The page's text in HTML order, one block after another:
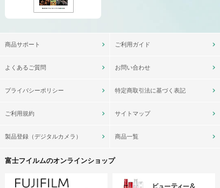
商品サポート ご利用ガイド
よくあるご質問 お問い合わせ
プライバシーポリシー 特定商取引法に基づく表記
ご利用規約 サイトマップ
製品登録（デジタルカメラ） 商品一覧
富士フイルムのオンラインショップ